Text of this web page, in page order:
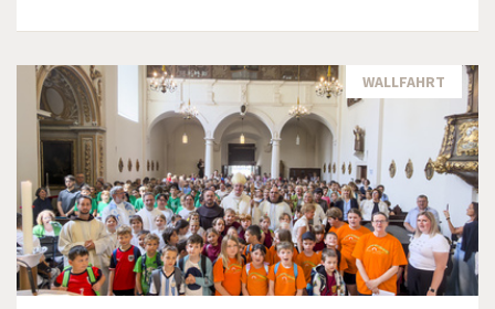
WALLFAHRT